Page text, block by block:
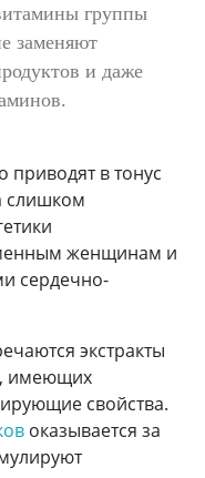
группы
заменяют
и даже
приводят в тонус
слишком
женщинам и
сердечно-
экстракты
имеющих
свойства.
оказывается за